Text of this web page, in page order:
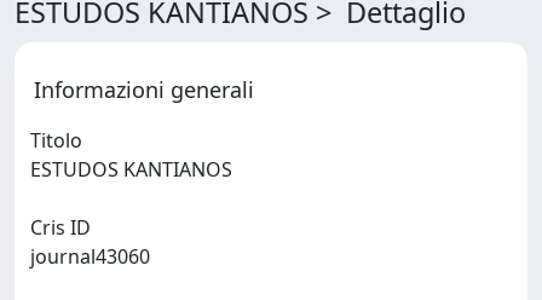
ESTUDOS KANTIANOS > Dettaglio
Informazioni generali
Titolo
Cris ID